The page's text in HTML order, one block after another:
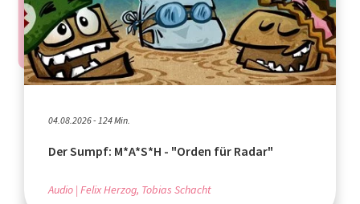
04.08.2026 - 124 Min.
Der Sumpf: M*A*S*H - "Orden für Radar"
Audio Felix Herzog, Tobias Schacht